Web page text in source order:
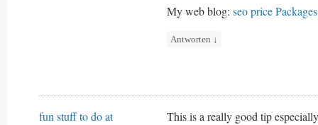
My web blog: seo price Packages
Antworten ↓
fun stuff to do at
This is a really good tip